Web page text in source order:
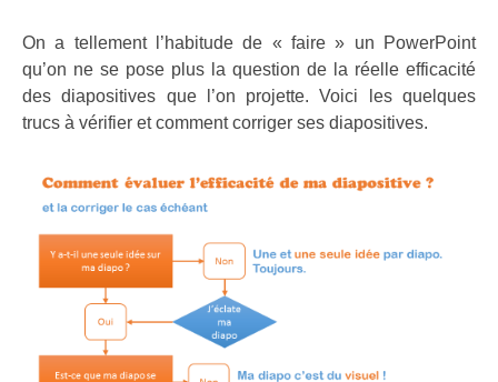
On a tellement l’habitude de « faire » un PowerPoint
qu’on ne se pose plus la question de la réelle efficacité
des diapositives que l’on projette. Voici les quelques
trucs à vérifier et comment corriger ses diapositives.